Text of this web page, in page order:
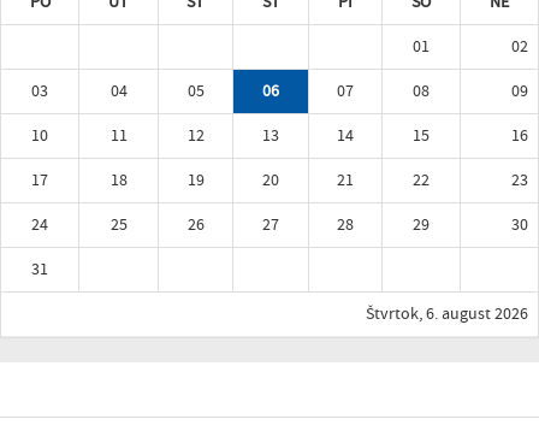
01
02
03
04 05 06 07 08
09
10
11 12 13 14 15
16
17
18 19 20 21 22
23
24
25 26 27 28 29
30
31
Štvrtok, 6. august 2026